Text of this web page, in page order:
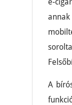
annak
A